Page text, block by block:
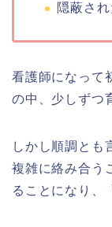
隠蔽さ
看護師になって
の中、少しずつ
しかし順調とも
複雑に絡み合う
ることになり、